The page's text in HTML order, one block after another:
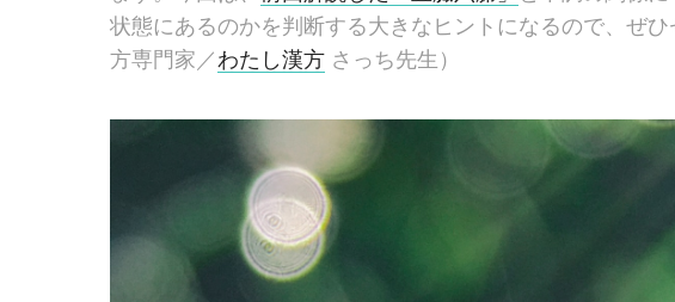
状態にあるのかを判断する大きなヒントになるので、ぜ
方専門家／わたし漢方 さっち先生）